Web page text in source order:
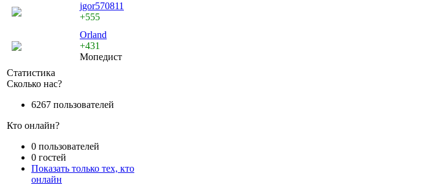
jgor570811
+555
Orland
+431
Мопедист
Статистика
Сколько нас?
6267 пользователей
Кто онлайн?
0 пользователей
0 гостей
Показать только тех, кто
онлайн